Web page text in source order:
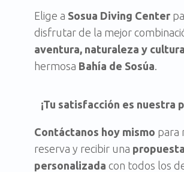
Elige a Sosua Diving Center
disfrutar de la mejor
aventura, naturaleza y cultura
hermosa Bahía de Sosúa
¡Tu satisfacción es nuestra
Contáctanos hoy mismo para
reserva y recibir una propuesta
personalizada con todos los